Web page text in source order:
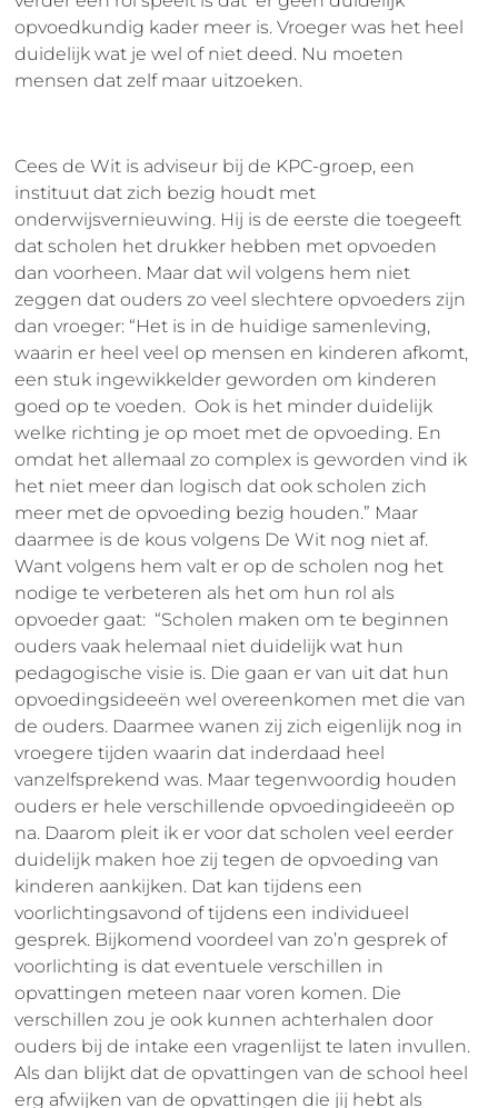
opvoedkundig kader meer is. Vroeger was het heel
duidelijk wat je wel of niet deed. Nu moeten
mensen dat zelf maar uitzoeken.
Cees de Wit is adviseur bij de KPC-groep, een
instituut dat zich bezig houdt met
onderwijsvernieuwing. Hij is de eerste die toegeeft
dat scholen het drukker hebben met opvoeden
dan voorheen. Maar dat wil volgens hem niet
zeggen dat ouders zo veel slechtere opvoeders zijn
dan vroeger: “Het is in de huidige samenleving,
waarin er heel veel op mensen en kinderen afkomt,
een stuk ingewikkelder geworden om kinderen
goed op te voeden. Ook is het minder duidelijk
welke richting je op moet met de opvoeding. En
omdat het allemaal zo complex is geworden vind ik
het niet meer dan logisch dat ook scholen zich
meer met de opvoeding bezig houden.” Maar
daarmee is de kous volgens De Wit nog niet af.
Want volgens hem valt er op de scholen nog het
nodige te verbeteren als het om hun rol als
opvoeder gaat: “Scholen maken om te beginnen
ouders vaak helemaal niet duidelijk wat hun
pedagogische visie is. Die gaan er van uit dat hun
opvoedingsideeën wel overeenkomen met die van
de ouders. Daarmee wanen zij zich eigenlijk nog in
vroegere tijden waarin dat inderdaad heel
vanzelfsprekend was. Maar tegenwoordig houden
ouders er hele verschillende opvoedingideeën op
na. Daarom pleit ik er voor dat scholen veel eerder
duidelijk maken hoe zij tegen de opvoeding van
kinderen aankijken. Dat kan tijdens een
voorlichtingsavond of tijdens een individueel
gesprek. Bijkomend voordeel van zo’n gesprek of
voorlichting is dat eventuele verschillen in
opvattingen meteen naar voren komen. Die
verschillen zou je ook kunnen achterhalen door
ouders bij de intake een vragenlijst te laten invullen.
Als dan blijkt dat de opvattingen van de school heel
erg afwijken van de opvattingen die jij hebt als